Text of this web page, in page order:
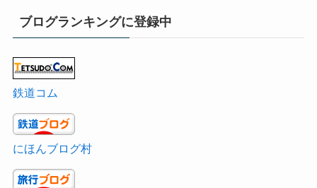
ブログランキングに登録中
鉄道コム
にほんブログ村